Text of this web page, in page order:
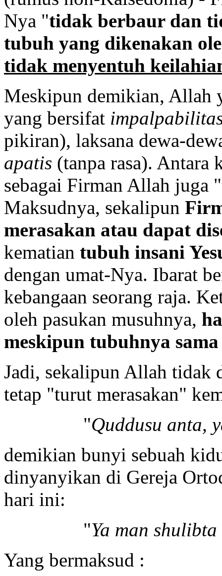
Nya "tidak berbaur dan
tubuh yang dikenakan
tidak menyentuh
Meskipun demikian, Allah
yang bersifat
pikiran), laksana dewa-
apatis (tanpa rasa). Antara
sebagai Firman Allah juga
Maksudnya, sekalipun
merasakan atau dapat
kematian tubuh insani
dengan umat-Nya. Ibarat
kebangaan seorang raja.
oleh pasukan musuhnya,
meskipun tubuhnya
Jadi, sekalipun Allah tidak
tetap "turut merasakan"
"Quddusu anta,
demikian bunyi sebuah
dinyanyikan di Gereja
hari ini:
"Ya man
Yang bermaksud :